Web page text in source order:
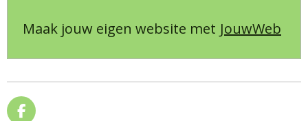
Maak jouw eigen website met JouwWeb
F